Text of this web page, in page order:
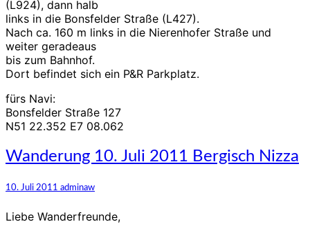
(L924), dann halb
links in die Bonsfelder Straße (L427).
Nach ca. 160 m links in die Nierenhofer Straße und
weiter geradeaus
bis zum Bahnhof.
Dort befindet sich ein P&R Parkplatz.
fürs Navi:
Bonsfelder Straße 127
N51 22.352 E7 08.062
Wanderung
10.
Juli
2011
Nizza
Wanderung 10. Juli 2011 Bergisch Nizza
10. Juli 2011 adminaw
Liebe Wanderfreunde,